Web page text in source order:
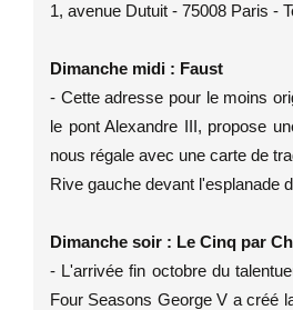
1, avenue Dutuit - 75008 Paris -
Dimanche midi : Faust
- Cette adresse pour le moins
le pont Alexandre III, propose
nous régale avec une carte de
Rive gauche devant l'esplanade
Dimanche soir : Le Cinq par
- L'arrivée fin octobre du
Four Seasons George V a créé